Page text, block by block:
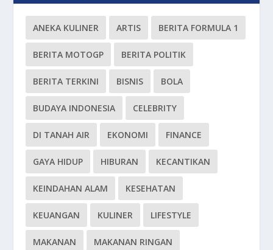
ANEKA KULINER ARTIS BERITA FORMULA 1
BERITA MOTOGP BERITA POLITIK
BERITA TERKINI BISNIS BOLA
BUDAYA INDONESIA CELEBRITY
DI TANAH AIR EKONOMI FINANCE
GAYA HIDUP HIBURAN KECANTIKAN
KEINDAHAN ALAM KESEHATAN
KEUANGAN KULINER LIFESTYLE
MAKANAN MAKANAN RINGAN